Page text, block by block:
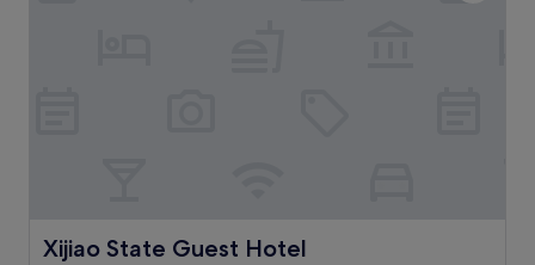
Xijiao State Guest Hotel
Xijiao State Guest Hotel